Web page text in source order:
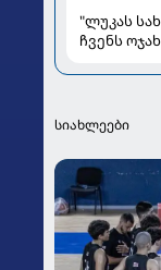
"ლუკას
ჩვენს
სიახლეები